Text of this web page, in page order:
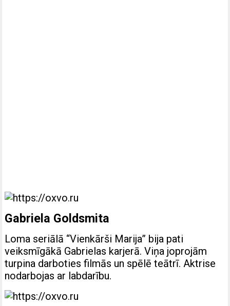
Gabriela Goldsmita
Loma seriālā “Vienkārši Marija” bija pati
veiksmīgākā Gabrielas karjerā. Viņa joprojām
turpina darboties filmās un spēlē teātrī. Aktrise
nodarbojas ar labdarību.